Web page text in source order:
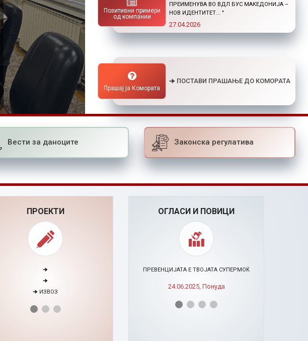
Најново од комората
Азески во Брунен, Швајцарија, во врска со организацијата на
конференцијата за трговските марки и нетарифните бариери
21.07.2026
Позитивни примери
од компании
ПОСТДИПЛОМСКИ СТУДИИ ДОМА И ВО
СТРАНСТВО "
01.04.2026
Прашај ја Комората
🠊 ПОСТАВИ ПРАШАЊЕ ДО КОМОРАТА
Вести за даноците Законска регулатива
ПРОЕКТИ
🠊 ПАРТНЕРСТВО СО ЕУ БИЗНИСИ
🠊 ЕНЕРГЕТСКИ ВЕШТИНИ
ОГЛАСИ И ПОВИЦИ
ПРЕВЕНЦИЈАТА Е ТВОЈАТА СУПЕРМОЌ
24.06.2025, Понуда